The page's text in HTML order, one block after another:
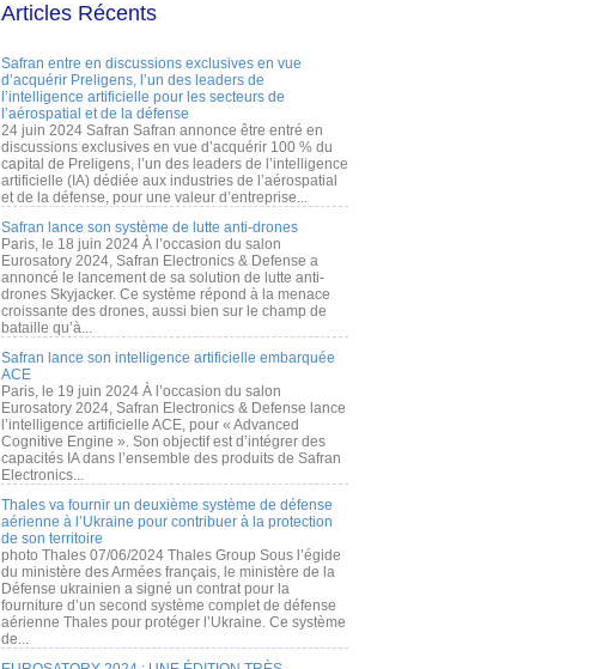
Articles Récents
Safran entre en discussions exclusives en vue
d’acquérir Preligens, l’un des leaders de
l’intelligence artificielle pour les secteurs de
l’aérospatial et de la défense
24 juin 2024 Safran Safran annonce être entré en
discussions exclusives en vue d’acquérir 100 % du
capital de Preligens, l’un des leaders de l’intelligence
artificielle (IA) dédiée aux industries de l’aérospatial
et de la défense, pour une valeur d’entreprise...
Safran lance son système de lutte anti-drones
Paris, le 18 juin 2024 À l’occasion du salon
Eurosatory 2024, Safran Electronics & Defense a
annoncé le lancement de sa solution de lutte anti-
drones Skyjacker. Ce système répond à la menace
croissante des drones, aussi bien sur le champ de
bataille qu’à...
Safran lance son intelligence artificielle embarquée
ACE
Paris, le 19 juin 2024 À l’occasion du salon
Eurosatory 2024, Safran Electronics & Defense lance
l’intelligence artificielle ACE, pour « Advanced
Cognitive Engine ». Son objectif est d’intégrer des
capacités IA dans l’ensemble des produits de Safran
Electronics...
Thales va fournir un deuxième système de défense
aérienne à l’Ukraine pour contribuer à la protection
de son territoire
photo Thales 07/06/2024 Thales Group Sous l’égide
du ministère des Armées français, le ministère de la
Défense ukrainien a signé un contrat pour la
fourniture d’un second système complet de défense
aérienne Thales pour protéger l’Ukraine. Ce système
de...